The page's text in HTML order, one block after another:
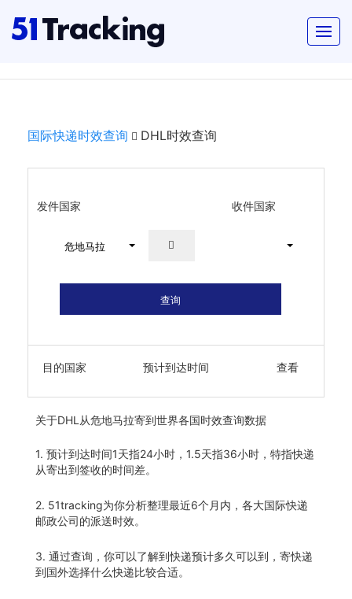
国际快递时效查询 DHL时效查询
发件国家 收件国家
危地马拉
查询
目的国家 预计到达时间 查看
关于DHL从危地马拉寄到世界各国时效查询数据
1. 预计到达时间1天指24小时，1.5天指36小时，特指快递
从寄出到签收的时间差。
2. 51tracking为你分析整理最近6个月内，各大国际快递
邮政公司的派送时效。
3. 通过查询，你可以了解到快递预计多久可以到，寄快递
到国外选择什么快递比较合适。